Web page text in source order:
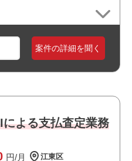
案件の詳細を聞く
よる支払査定業務
円/月 江東区
ています
潜在的なニーズを汲み取る
進できる方